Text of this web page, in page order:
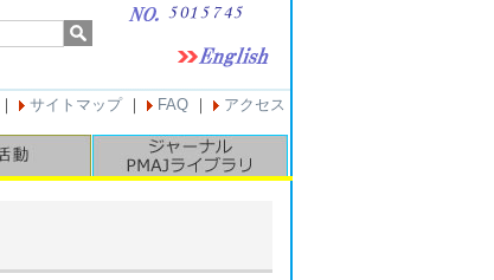
｜ サイトマップ｜ FAQ ｜ アクセス